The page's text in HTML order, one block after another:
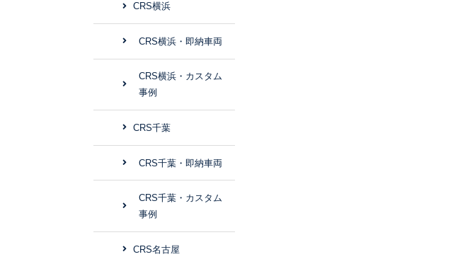
CRS横浜
CRS横浜・即納車両
CRS横浜・カスタム
事例
CRS千葉
CRS千葉・即納車両
CRS千葉・カスタム
事例
CRS名古屋